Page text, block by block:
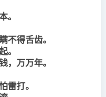
。
得舌齿。
。
万万年。
雷打。